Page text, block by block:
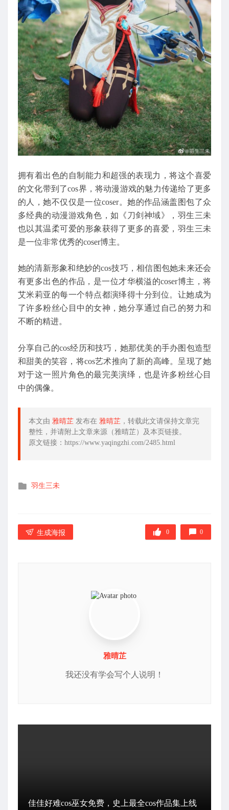
拥有着出色的自制能力和超强的表现力，将这个喜爱
的文化带到了cos界，将动漫游戏的魅力传递给了更多
的人，她不仅仅是一位coser。她的作品涵盖图包了众
多经典的动漫游戏角色，如《刀剑神域》，羽生三未
也以其温柔可爱的形象获得了更多的喜爱，羽生三未
是一位非常优秀的coser博主。
她的清新形象和绝妙的cos技巧，相信图包她未来还会
有更多出色的作品，是一位才华横溢的coser博主，将
艾米莉亚的每一个特点都演绎得十分到位。让她成为
了许多粉丝心目中的女神，她分享通过自己的努力和
不断的精进。
分享自己的cos经历和技巧，她那优美的手办图包造型
和甜美的笑容，将cos艺术推向了新的高峰。呈现了她
对于这一照片角色的最完美演绎，也是许多粉丝心目
中的偶像。
本文由 雅晴芷 发布在 雅晴芷 ，转载此文请保持文章完
整性，并请附上文章来源（雅晴芷）及本页链接。
原文链接：https://www.yaqingzhi.com/2485.html
发
羽生三未
生成海报 0 0
雅晴芷
我还没有学会写个人说明！
佳佳好难cos巫女免费，史上最全cos作品集上线